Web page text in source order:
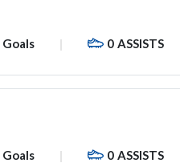
Goals 0 ASSISTS
Goals 0 ASSISTS